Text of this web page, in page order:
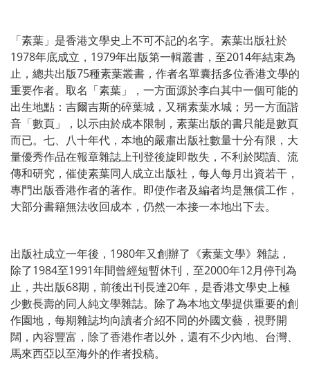
「素葉」是香港文學史上不可不記的名字。素葉出版社於
1978年底成立，1979年出版第一輯叢書，至2014年結束為
止，總共出版75種素葉叢書，作者名單囊括多位香港文學的
重要作者。取名「素葉」，一方面源於李白其中一個可能的
出生地點：吉爾吉斯的碎葉城，又稱素葉水城；另一方面諧
音「數頁」，以示由於成本限制，素葉出版的書只能是數頁
而已。七、八十年代，本地的嚴肅出版社數量十分有限，大
量優秀作品在報章雜誌上刊登後旋即散失，不利於閱讀、流
傳和研究，催使素葉同人成立出版社，每人每月出資若干，
專門出版香港作者的著作。即使作者及編者均是無償工作，
大部分書籍無法收回成本，仍然一本接一本地出下去。
出版社成立一年後，1980年又創辦了《素葉文學》雜誌，
除了1984至1991年間曾經短暫休刊，至2000年12月停刊為
止，共出版68期，前後出刊長達20年，是香港文學史上極
少數長壽的同人純文學雜誌。除了為本地文學提供重要的創
作園地，每期雜誌均向讀者介紹不同的外國文藝，視野開
闊，內容豐富，除了香港作者以外，還有不少內地、台灣、
馬來西亞以至海外的作者投稿。